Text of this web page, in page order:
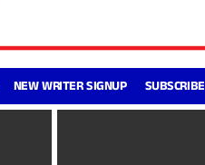
NEW WRITER SIGNUP SUBSCRIBE